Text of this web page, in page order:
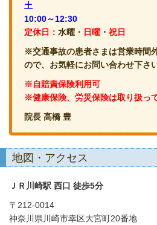
土
10:00～12:30
定休日： 水曜・ 日曜 ・ 祝日
※交通事故の患者さまは営業時間
ので、お気軽にお問い合わせ下さい
※自賠責保険利用可
※健康保険、労災保険は取り扱っ
院長 高橋 豊
地図・アクセス
ＪＲ川崎駅 西口 徒歩5分
〒212-0014
神奈川県川崎市幸区大宮町20番地